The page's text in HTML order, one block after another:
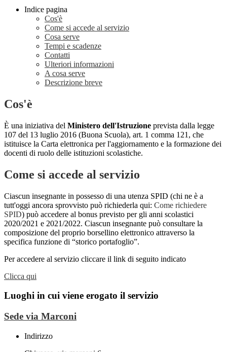
Indice pagina
Cos'è
Come si accede al servizio
Cosa serve
Tempi e scadenze
Contatti
Ulteriori informazioni
A cosa serve
Descrizione breve
Cos'è
È una iniziativa del Ministero dell'Istruzione prevista dalla legge
107 del 13 luglio 2016 (Buona Scuola), art. 1 comma 121, che
istituisce la Carta elettronica per l'aggiornamento e la formazione dei
docenti di ruolo delle istituzioni scolastiche.
Come si accede al servizio
Ciascun insegnante in possesso di una utenza SPID (chi ne è a
tutt'oggi ancora sprovvisto può richiederla qui: Come richiedere
SPID) può accedere al bonus previsto per gli anni scolastici
2020/2021 e 2021/2022. Ciascun insegnante può consultare la
composizione del proprio borsellino elettronico attraverso la
specifica funzione di “storico portafoglio”.
Per accedere al servizio cliccare il link di seguito indicato
Clicca qui
Luoghi in cui viene erogato il servizio
Sede via Marconi
Indirizzo